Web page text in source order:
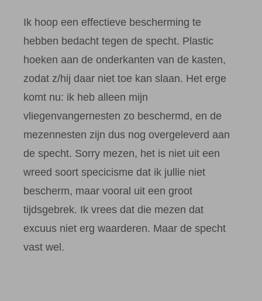
Ik hoop een effectieve bescherming te
hebben bedacht tegen de specht. Plastic
hoeken aan de onderkanten van de kasten,
zodat z/hij daar niet toe kan slaan. Het erge
komt nu: ik heb alleen mijn
vliegenvangernesten zo beschermd, en de
mezennesten zijn dus nog overgeleverd aan
de specht. Sorry mezen, het is niet uit een
wreed soort specicisme dat ik jullie niet
bescherm, maar vooral uit een groot
tijdsgebrek. Ik vrees dat die mezen dat
excuus niet erg waarderen. Maar de specht
vast wel.